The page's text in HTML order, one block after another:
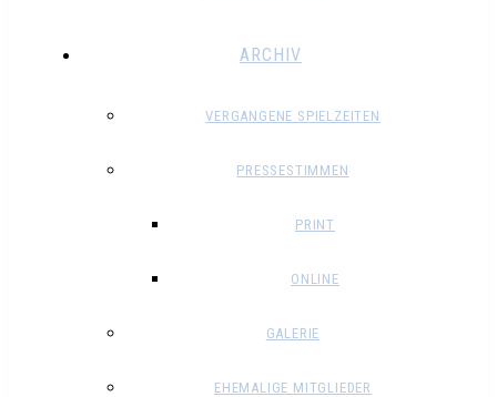
ARCHIV
VERGANGENE SPIELZEITEN
PRESSESTIMMEN
PRINT
ONLINE
GALERIE
EHEMALIGE MITGLIEDER